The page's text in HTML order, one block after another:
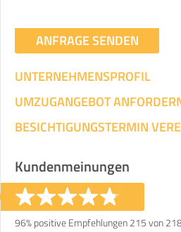
ANFRAGE SENDEN
UNTERNEHMENSPROFIL
UMZUGANGEBOT
BESICHTIGUNGSTERMIN
Kundenmeinungen
96% positive Empfehlungen 215 von